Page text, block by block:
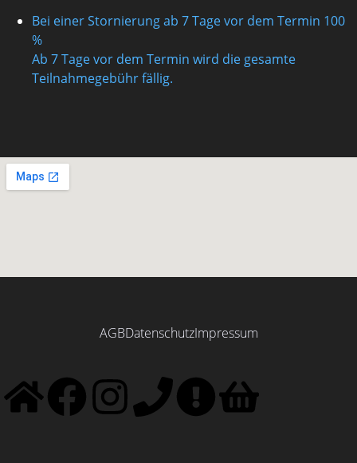
Bei einer Stornierung ab 7 Tage vor dem Termin 100
%
Ab 7 Tage vor dem Termin wird die gesamte
Teilnahmegebühr fällig.
AGBDatenschutzImpressum